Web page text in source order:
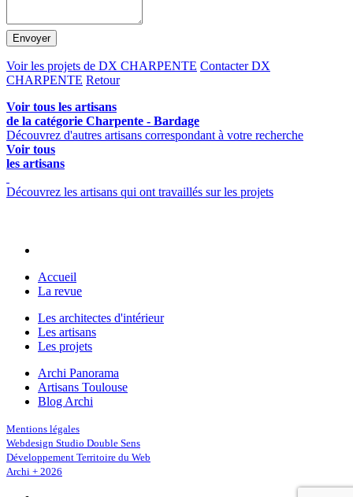
Envoyer
Voir les projets de DX CHARPENTE Contacter DX
CHARPENTE Retour
Voir tous les artisans
de la catégorie Charpente - Bardage
Découvrez d'autres artisans correspondant à votre recherche
Voir tous
les artisans
Découvrez les artisans qui ont travaillés sur les projets
Accueil
La revue
Les architectes d'intérieur
Les artisans
Les projets
Archi Panorama
Artisans Toulouse
Blog Archi
Mentions légales
Webdesign Studio Double Sens
Développement Territoire du Web
Archi + 2026